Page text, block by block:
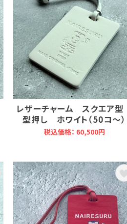
レザーチャーム スクエア型
型押し ホワイト（50コ～）
税込価格： 60,500円